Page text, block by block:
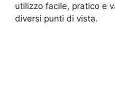
utilizzo facile, pratico e
diversi punti di vista.